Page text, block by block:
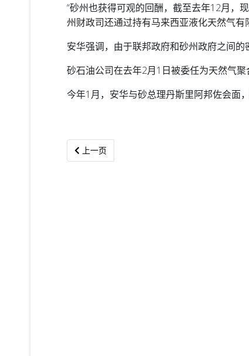
“砂州也获得可观的回酬，截至去年12月，
州财政司还通过持有马来西亚液化天然气
安华强调，由于联邦政府和砂州政府之间
砂石油公司在去年2月1日被委任为天然气
今年1月，安华与砂总理丹斯里阿邦佐会面
上一篇文章: 砂石油任天然气聚合商 不影响国油
上一页